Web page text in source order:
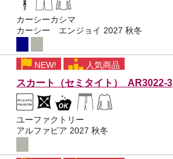
カーシーカシマ
カーシー エンジョイ 2027 秋冬
NEW! 人気商品
スカート（セミタイト） AR3022-3
ユーファクトリー
アルファピア 2027 秋冬